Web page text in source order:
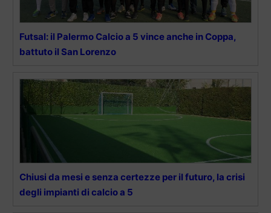
Futsal: il Palermo Calcio a 5 vince anche in Coppa,
battuto il San Lorenzo
Chiusi da mesi e senza certezze per il futuro, la crisi
degli impianti di calcio a 5